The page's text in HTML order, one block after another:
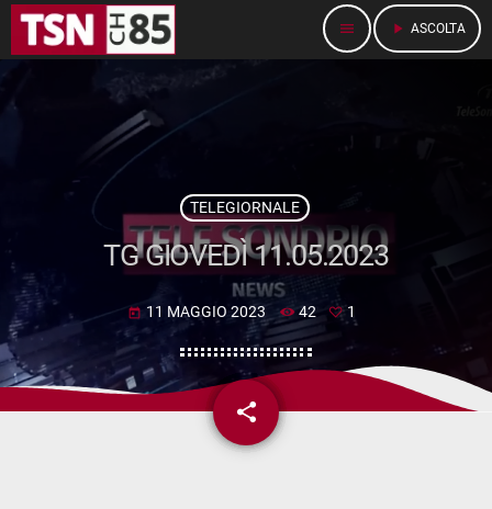
menu play_arrow ASCOLTA
TELEGIORNALE
TG GIOVEDÌ 11.05.2023
today 11 MAGGIO 2023 42 1
share
email